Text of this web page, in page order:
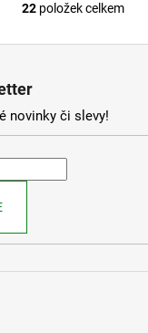
O
a
c
k
v
22položek celkem
novinky či slevy!